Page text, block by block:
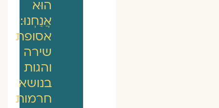
הוּא
אֲנַחְנוּ:
אסופת
שירה
והגות
בנושא
חרמות